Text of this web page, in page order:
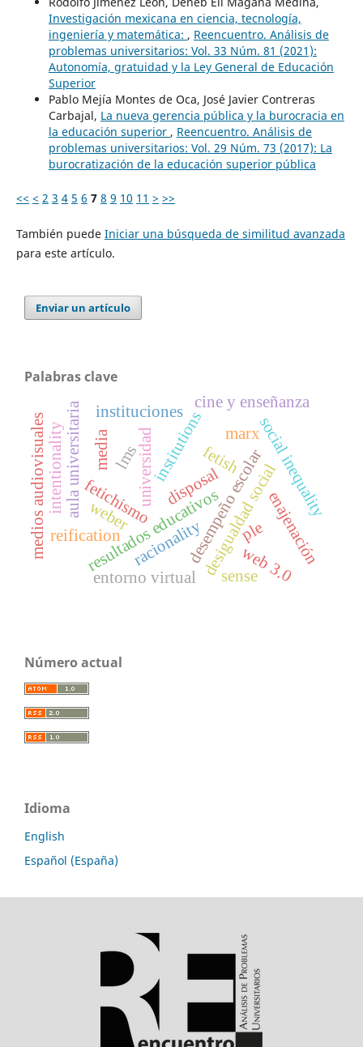
Investigación mexicana en ciencia, tecnología,
ingeniería y matemática: , Reencuentro. Análisis de
problemas universitarios: Vol. 33 Núm. 81 (2021):
Autonomía, gratuidad y la Ley General de Educación
Superior
Pablo Mejía Montes de Oca, José Javier Contreras
Carbajal, La nueva gerencia pública y la burocracia en
la educación superior , Reencuentro. Análisis de
problemas universitarios: Vol. 29 Núm. 73 (2017): La
burocratización de la educación superior pública
<< < 2 3 4 5 6 7 8 9 10 11 > >>
También puede Iniciar una búsqueda de similitud avanzada
para este artículo.
Enviar un artículo
Palabras clave
universidad
fetichismo
resultados educativosdesempeño escolarsocial inequality
desigualdad social
racionality
weber
institutions
instituciones
fetish
disposal
reification enajenación
marx
media
medios audiovisuales
cine y enseñanza
ple
lms
entorno virtual web 3.0
aula universitaria
intentionality
sense
Número actual
Idioma
English
Español (España)